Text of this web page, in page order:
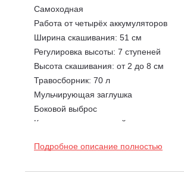
Самоходная
Работа от четырёх аккумуляторов
Ширина скашивания: 51 см
Регулировка высоты: 7 ступеней
Высота скашивания: от 2 до 8 см
Травосборник: 70 л
Мульчирующая заглушка
Боковой выброс
Ключ защиты от случайного включения
Подробное описание полностью